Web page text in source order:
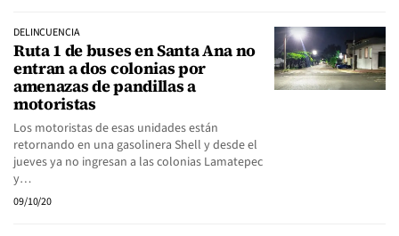
DELINCUENCIA
Ruta 1 de buses en Santa Ana no
entran a dos colonias por
amenazas de pandillas a
motoristas
Los motoristas de esas unidades están
retornando en una gasolinera Shell y desde el
jueves ya no ingresan a las colonias Lamatepec
y…
09/10/20